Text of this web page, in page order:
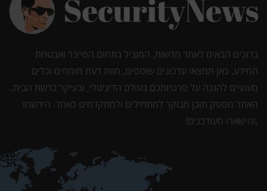
ברוכים הבאים לאתר חדשות, המוביל בתחום הסייבר ואבטחת
המידע. כאן תמצאו עדכונים שוטפים, חוות דעת מומחים וכלים
מעשיים להגנה על פרטיותכם בעולם הדיגיטלי, ובעיקר ברשת הבית.
האתר מספק תוכן מבוקר למתחילים ולמתקדמים כאחד. הירשמו
,והישארו מעודכנים!